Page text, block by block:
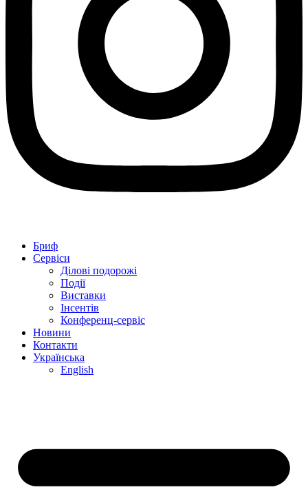
Бриф
Сервіси
Ділові подорожі
Події
Виставки
Інсентів
Конференц-сервіс
Новини
Контакти
Українська
English